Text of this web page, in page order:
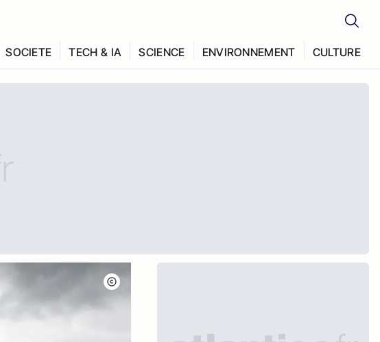
SOCIETE TECH & IA SCIENCE ENVIRONNEMENT CULTURE